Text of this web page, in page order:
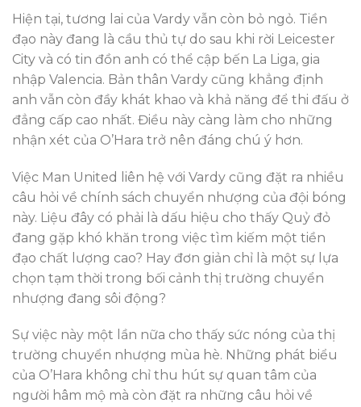
Hiện tại, tương lai của Vardy vẫn còn bỏ ngỏ. Tiền
đạo này đang là cầu thủ tự do sau khi rời Leicester
City và có tin đồn anh có thể cập bến La Liga, gia
nhập Valencia. Bản thân Vardy cũng khẳng định
anh vẫn còn đầy khát khao và khả năng để thi đấu ở
đẳng cấp cao nhất. Điều này càng làm cho những
nhận xét của O’Hara trở nên đáng chú ý hơn.
Việc Man United liên hệ với Vardy cũng đặt ra nhiều
câu hỏi về chính sách chuyển nhượng của đội bóng
này. Liệu đây có phải là dấu hiệu cho thấy Quỷ đỏ
đang gặp khó khăn trong việc tìm kiếm một tiền
đạo chất lượng cao? Hay đơn giản chỉ là một sự lựa
chọn tạm thời trong bối cảnh thị trường chuyển
nhượng đang sôi động?
Sự việc này một lần nữa cho thấy sức nóng của thị
trường chuyển nhượng mùa hè. Những phát biểu
của O’Hara không chỉ thu hút sự quan tâm của
người hâm mộ mà còn đặt ra những câu hỏi về